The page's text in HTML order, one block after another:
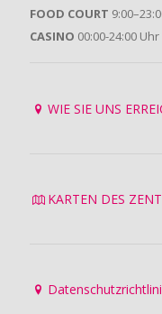
FOOD COURT
CASINO 00:00-24:00 Uhr
WIE SIE UNS
KARTEN DES